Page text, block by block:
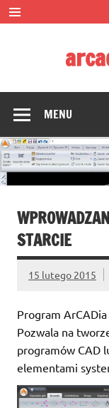
Skip
to
content
MENU
STARCIE
15 lutego 2015
Program
Pozwala na
programów CAD
elementami